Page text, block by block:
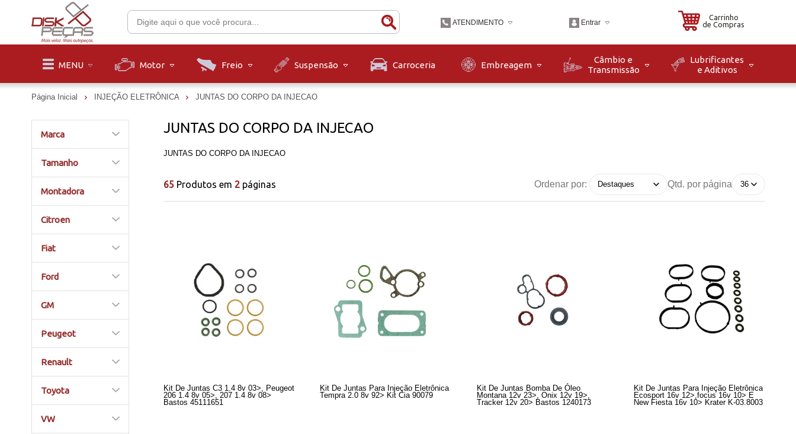
ATENDIMENTO
(47)36319900
Entrar
Carrinho
de Compras
MENU Motor Freio Suspensão Carroceria Embreagem
Câmbio e
Transmissão
Lubrificantes
e Aditivos
Página Inicial INJEÇÃO ELETRÔNICA JUNTAS DO CORPO DA INJECAO
Marca
Tamanho
Montadora
Citroen
Fiat
Ford
GM
Peugeot
Renault
Toyota
VW
JUNTAS DO CORPO DA INJECAO
JUNTAS DO CORPO DA INJECAO
65 Produtos em 2 páginas Ordenar por: Qtd. por página
Kit De Juntas C3 1.4 8v 03>, Peugeot
206 1.4 8v 05>, 207 1.4 8v 08>
Bastos 45111651
Kit De Juntas Para Injeção Eletrônica
Tempra 2.0 8v 92> Kit Cia 90079
Kit De Juntas Bomba De Óleo
Montana 12v 23>, Onix 12v 19>,
Tracker 12v 20> Bastos 1240173
Kit De Juntas Para Injeção Eletrônica
Ecosport 16v 12>,focus 16v 10> E
New Fiesta 16v 10> Krater K-03.8003